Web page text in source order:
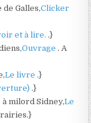
de Galles,Clicker
et à lire..}
Ouvrage. A
Le livre.}
.}
milord Sidney,Le